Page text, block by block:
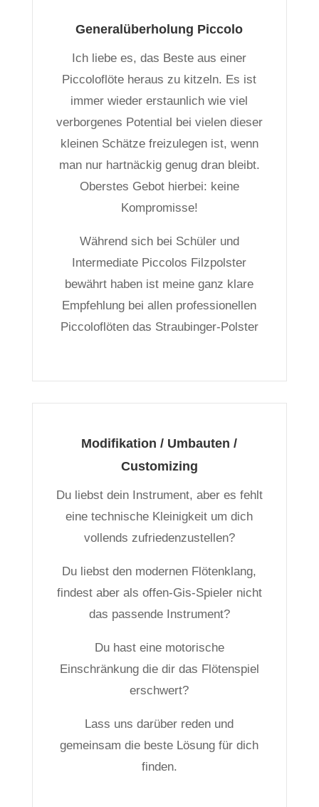
Generalüberholung Piccolo
Ich liebe es, das Beste aus einer
Piccoloflöte heraus zu kitzeln. Es ist
immer wieder erstaunlich wie viel
verborgenes Potential bei vielen dieser
kleinen Schätze freizulegen ist, wenn
man nur hartnäckig genug dran bleibt.
Oberstes Gebot hierbei: keine
Kompromisse!
Während sich bei Schüler und
Intermediate Piccolos Filzpolster
bewährt haben ist meine ganz klare
Empfehlung bei allen professionellen
Piccoloflöten das Straubinger-Polster
Modifikation / Umbauten /
Customizing
Du liebst dein Instrument, aber es fehlt
eine technische Kleinigkeit um dich
vollends zufriedenzustellen?
Du liebst den modernen Flötenklang,
findest aber als offen-Gis-Spieler nicht
das passende Instrument?
Du hast eine motorische
Einschränkung die dir das Flötenspiel
erschwert?
Lass uns darüber reden und
gemeinsam die beste Lösung für dich
finden.